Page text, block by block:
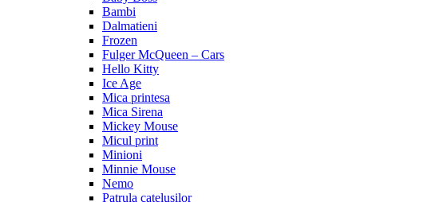
Bambi
Dalmatieni
Frozen
Fulger McQueen – Cars
Hello Kitty
Ice Age
Mica printesa
Mica Sirena
Mickey Mouse
Micul print
Minioni
Minnie Mouse
Nemo
Patrula catelusilor